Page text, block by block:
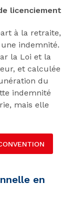
licenciement
à la retraite,
indemnité.
la Loi et la
et calculée
du
indemnité
mais elle
en